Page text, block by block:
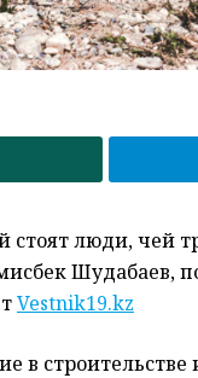
стоят люди, чей
Шудабаев,
Vestnik19.kz
в